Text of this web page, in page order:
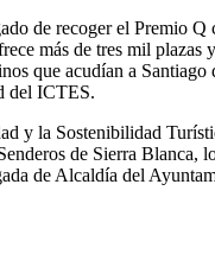
de recoger el Premio
más de tres mil plazas
que acudían a
del ICTES.
la Sostenibilidad
de Sierra
de Alcaldía del